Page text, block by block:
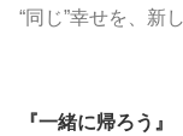
“同じ”幸せを、新
『一緒に帰ろう』